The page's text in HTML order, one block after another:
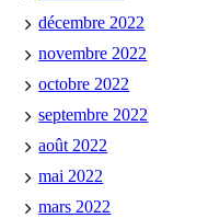
décembre 2022
novembre 2022
octobre 2022
septembre 2022
août 2022
mai 2022
mars 2022